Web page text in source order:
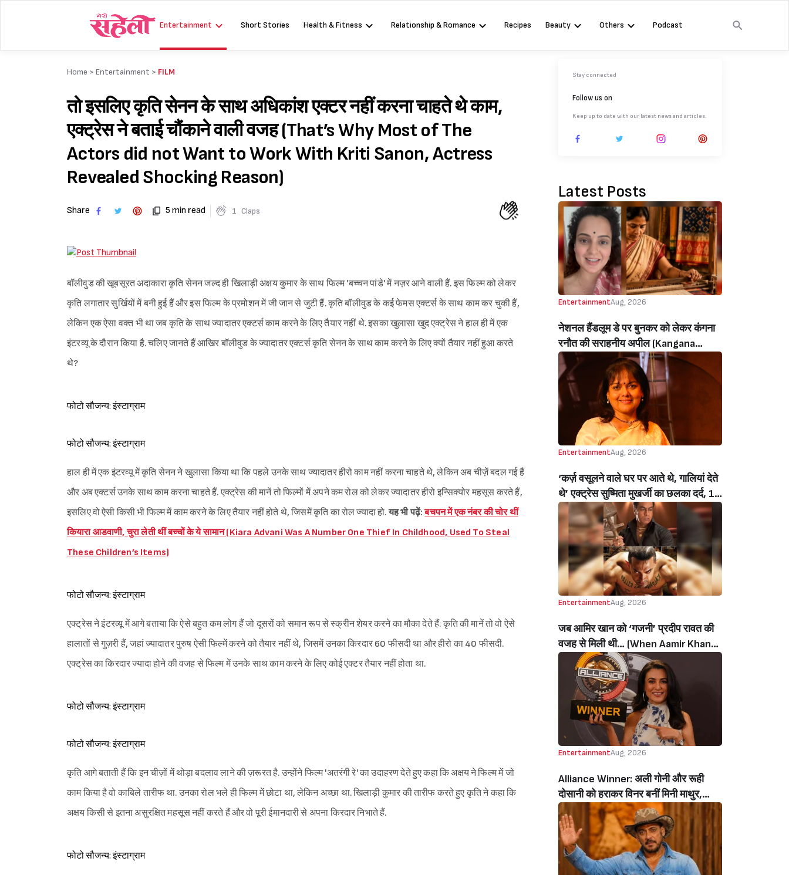
Entertainment Short Stories Health & Fitness Relationship & Romance Recipes Beauty Others Podcast
Home > Entertainment > FILM
तो इसलिए कृति सेनन के साथ अधिकांश एक्टर नहीं करना चाहते थे काम,
एक्ट्रेस ने बताई चौंकाने वाली वजह (That’s Why Most of The
Actors did not Want to Work With Kriti Sanon, Actress
Revealed Shocking Reason)
Share 5 min read 1 Claps
बॉलीवुड की खूबसूरत अदाकारा कृति सेनन जल्द ही खिलाड़ी अक्षय कुमार के साथ फिल्म 'बच्चन पांडे' में नज़र आने वाली हैं. इस फिल्म को लेकर
कृति लगातार सुर्खियों में बनी हुई हैं और इस फिल्म के प्रमोशन में जी जान से जुटी हैं. कृति बॉलीवुड के कई फेमस एक्टर्स के साथ काम कर चुकी हैं,
लेकिन एक ऐसा वक्त भी था जब कृति के साथ ज्यादातर एक्टर्स काम करने के लिए तैयार नहीं थे. इसका खुलासा खुद एक्ट्रेस ने हाल ही में एक
इंटरव्यू के दौरान किया है. चलिए जानते हैं आखिर बॉलीवुड के ज्यादातर एक्टर्स कृति सेनन के साथ काम करने के लिए क्यों तैयार नहीं हुआ करते
थे?
फोटो सौजन्य: इंस्टाग्राम
फोटो सौजन्य: इंस्टाग्राम
हाल ही में एक इंटरव्यू में कृति सेनन ने खुलासा किया था कि पहले उनके साथ ज्यादातर हीरो काम नहीं करना चाहते थे, लेकिन अब चीज़ें बदल गई हैं
और अब एक्टर्स उनके साथ काम करना चाहते हैं. एक्ट्रेस की मानें तो फिल्मों में अपने कम रोल को लेकर ज्यादातर हीरो इन्सिक्योर महसूस करते हैं,
इसलिए वो ऐसी किसी भी फिल्म में काम करने के लिए तैयार नहीं होते थे, जिसमें कृति का रोल ज्यादा हो.यह भी पढ़ें:बचपन में एक नंबर की चोर थीं
कियारा आडवाणी, चुरा लेती थीं बच्चों के ये सामान (Kiara Advani Was A Number One Thief In Childhood, Used To Steal
These Children’s Items)
फोटो सौजन्य: इंस्टाग्राम
एक्ट्रेस ने इंटरव्यू में आगे बताया कि ऐसे बहुत कम लोग हैं जो दूसरों को समान रूप से स्क्रीन शेयर करने का मौका देते हैं. कृति की मानें तो वो ऐसे
हालातों से गुज़री हैं, जहां ज्यादातर पुरुष ऐसी फिल्में करने को तैयार नहीं थे, जिसमें उनका किरदार 60 फीसदी था और हीरो का 40 फीसदी.
एक्ट्रेस का किरदार ज्यादा होने की वजह से फिल्म में उनके साथ काम करने के लिए कोई एक्टर तैयार नहीं होता था.
फोटो सौजन्य: इंस्टाग्राम
फोटो सौजन्य: इंस्टाग्राम
कृति आगे बताती हैं कि इन चीज़ों में थोड़ा बदलाव लाने की ज़रूरत है. उन्होंने फिल्म 'अतरंगी रे' का उदाहरण देते हुए कहा कि अक्षय ने फिल्म में जो
काम किया है वो काबिले तारीफ था. उनका रोल भले ही फिल्म में छोटा था, लेकिन अच्छा था. खिलाड़ी कुमार की तारीफ करते हुए कृति ने कहा कि
अक्षय किसी से इतना असुरक्षित महसूस नहीं करते हैं और वो पूरी ईमानदारी से अपना किरदार निभाते हैं.
फोटो सौजन्य: इंस्टाग्राम
Stay connected
Follow us on
Keep up to date with our latest news and articles.
Latest Posts
EntertainmentAug, 2026
नेशनल हैंडलूम डे पर बुनकर को लेकर कंगना
रनौत की सराहनीय अपील (Kangana
Ranaut’s Commendable Appeal
Regarding Weavers On National
Handloom Day)
EntertainmentAug, 2026
‘कर्ज़ वसूलने वाले घर पर आते थे, गालियां देते
थे’ एक्ट्रेस सुष्मिता मुखर्जी का छलका दर्द, 1
करोड़ का कर्ज उतारने के लिए करनी पड़ी थी
C ग्रेड फिल्में, बोलीं- ‘मैंने अपनी आत्मा बेच दी
थी’ (‘I Sold My Soul’ Actress
Sushmita Mukherjee Recalls Doing
C-Grade Films To Pay Loan)
EntertainmentAug, 2026
जब आमिर खान को ‘गजनी’ प्रदीप रावत की
वजह से मिली थी… (When Aamir Khan
Got ‘Ghajini’ Because Of Pradeep
Rawat)
EntertainmentAug, 2026
Alliance Winner: अली गोनी और रूही
दोसानी को हराकर विनर बनीं मिनी माथुर,
इनाम में मिले 50 लाख रुपये और चमचमाती ही
ट्रॉफी (Mini Mathur Lifts Trophy
Beats Aly Goni And Ruhee Dosani)